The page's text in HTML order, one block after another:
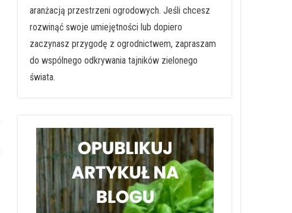
aranżacją przestrzeni ogrodowych. Jeśli chcesz
rozwinąć swoje umiejętności lub dopiero
zaczynasz przygodę z ogrodnictwem, zapraszam
do wspólnego odkrywania tajników zielonego
świata.